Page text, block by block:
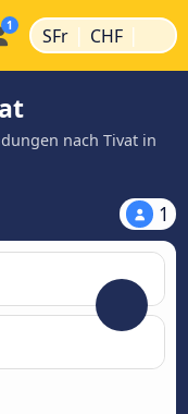
SFr | CHF |
nach Tivat in
1